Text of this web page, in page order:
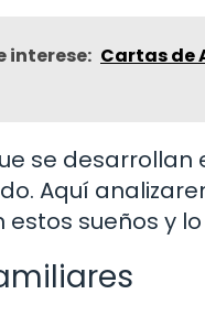
interese: Cartas de
se
Aquí
estos sueños y